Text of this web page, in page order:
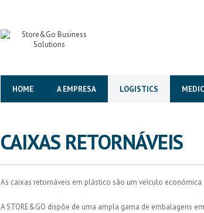
HOME A EMPRESA LOGISTICS
CAIXAS RETORNÁVEIS
As caixas retornáveis em plástico são um veículo
A STORE&GO dispõe de uma ampla gama de embalagens